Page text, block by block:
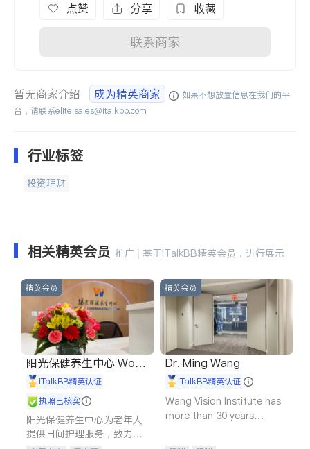
点赞 分享 收藏
联系商家
暂无商家介绍 成为精英商家
如果不想放置信息在我们的平
台，请联系elite.sales@italkbb.com
行业标签
投资理财
相关精英会员 推广 | 基于iTalkBB精英会员，进行展示
精英会员
阳光保健养生中心 World
shine
iTalkBB精英认证
执照已核实
阳光保健养生中心为老年人
提供日间护理服务，致力于
精英会员
Dr. Ming Wang
iTalkBB精英认证
Wang Vision Institute has
more than 30 years